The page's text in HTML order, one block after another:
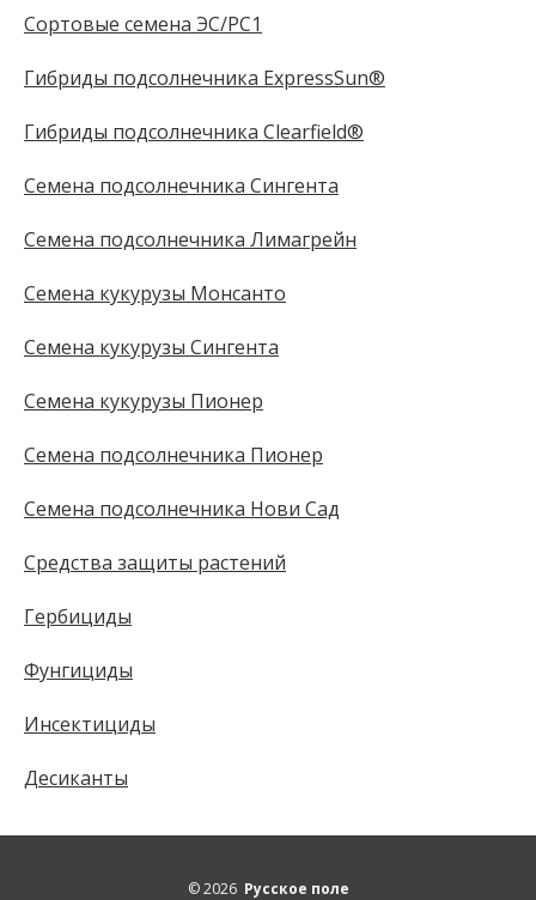
Сортовые семена ЭС/РС1
Гибриды подсолнечника ExpressSun®
Гибриды подсолнечника Clearfield®
Семена подсолнечника Сингента
Семена подсолнечника Лимагрейн
Семена кукурузы Монсанто
Семена кукурузы Сингента
Семена кукурузы Пионер
Семена подсолнечника Пионер
Семена подсолнечника Нови Сад
Средства защиты растений
Гербициды
Фунгициды
Инсектициды
Десиканты
© 2026 Русское поле